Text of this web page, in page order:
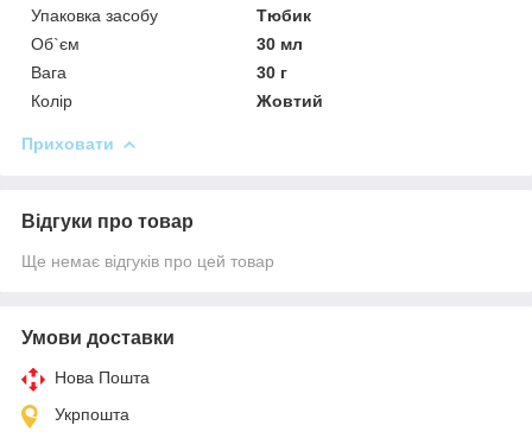
Упаковка засобу
Тюбик
Об`єм
30 мл
Вага
30 г
Колір
Жовтий
Приховати
Відгуки про товар
Ще немає відгуків про цей товар
Умови доставки
Нова Пошта
Укрпошта